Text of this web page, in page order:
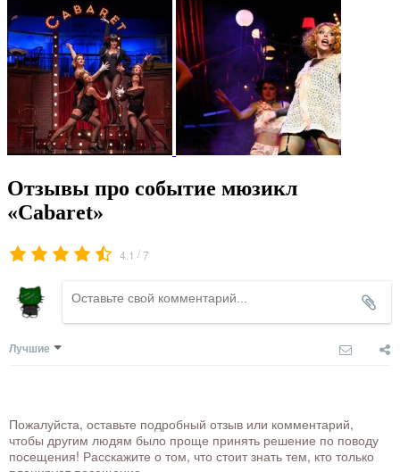
Отзывы про событие мюзикл
«Cabaret»
4.1 /7
Лучшие
Пожалуйста, оставьте подробный отзыв или комментарий,
чтобы другим людям было проще принять решение по поводу
посещения! Расскажите о том, что стоит знать тем, кто только